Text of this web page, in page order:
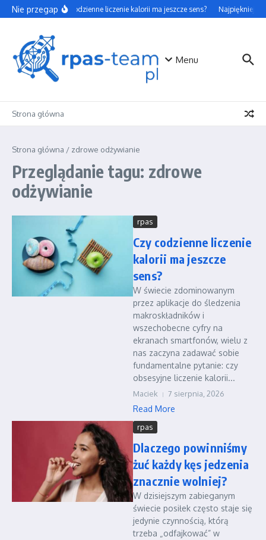
Przejdź do treści
Nie przegapCzy codzienne liczenie kalorii ma jeszcze sens?
Menu
Strona główna
Strona główna / zdrowe odżywianie
Przeglądanie tagu: zdrowe
odżywianie
rpas
Czy codzienne liczenie
kalorii ma jeszcze
sens?
W świecie zdominowanym
przez aplikacje do śledzenia
makroskładników i
wszechobecne cyfry na
ekranach smartfonów, wielu z
nas zaczyna zadawać sobie
fundamentalne pytanie: czy
obsesyjne liczenie kalorii...
Maciek 7 sierpnia, 2026
Read More
rpas
Dlaczego powinniśmy
żuć każdy kęs jedzenia
znacznie wolniej?
W dzisiejszym zabieganym
świecie posiłek często staje się
jedynie czynnością, którą
trzeba „odfajkować” w